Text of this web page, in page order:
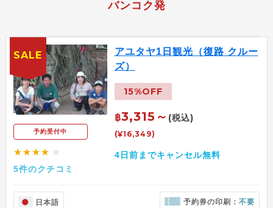
バンコク発
予約受付中
★★★★ ★
5件のクチコミ
アユタヤ1日観光（復路 クルー
ズ）
15%OFF
฿3,315～ (税込)
(¥16,349)
4日前までキャンセル無料
日本語 予約券の印刷：不要
SALE